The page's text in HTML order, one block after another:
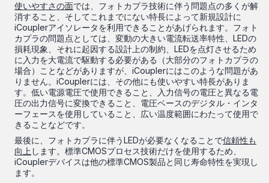
使いやすさの面では、フォトカプラ技術に伴う問題点の多くが解
消すること、そしてこれまでにない特長によって新規設計に
iCouplerアイソレータを利用できることがあげられます。フォト
カプラの問題点としては、変動の大きい電流転送率特性、LEDの
損耗現象、それに起因する設計上の制約、LEDを点灯させるため
に入力を大電流で駆動する必要がある（大部分のフォトカプラの
場合）ことなどがありますが、iCouplerにはこのような問題があ
りません。iCouplerには、その他にも使いやすい特長がありま
す。低い電源電圧で使用できること、入力信号の電圧と異なる電
圧の出力信号に変換できること、電圧ベースのデジタル・インタ
ーフェースを使用していること、広い温度範囲にわたって使用で
きることなどです。
最後に、フォトカプラに伴うLEDが必要なくなることで信頼性も
向上 します。標準CMOSプロセス技術だけを使用するため、
iCouplerデバイスは他の標準CMOS製品と同じ寿命特性を実現し
ます。